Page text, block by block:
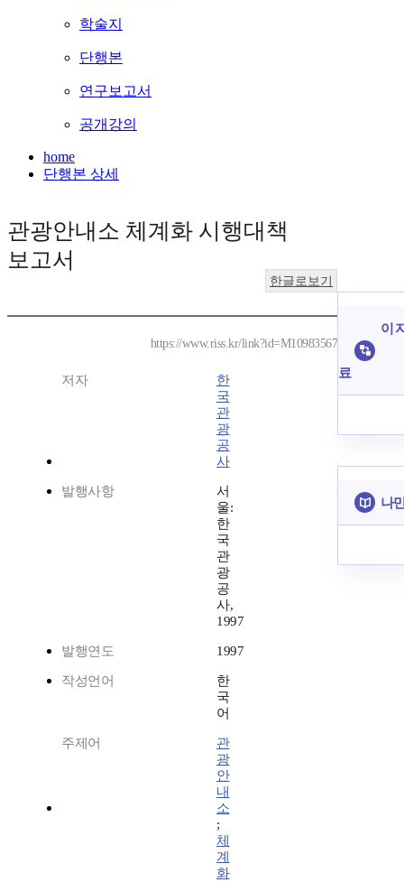
학술지
단행본
연구보고서
공개강의
home
단행본 상세
관광안내소 체계화 시행대책
보고서
한글로보기
https://www.riss.kr/link?id=M10983567
저자
한
국
관
광
공
사
발행사항
서
울:
한
국
관
광
공
사,
1997
발행연도 1997
작성언어
한
국
어
주제어
관
광
안
내
소
;
체
계
화
이
료
나